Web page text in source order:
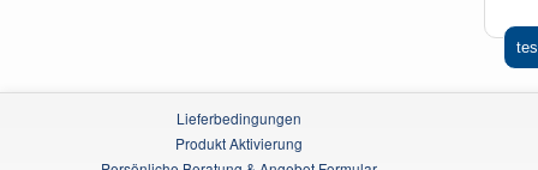
Lieferbedingungen
Produkt Aktivierung